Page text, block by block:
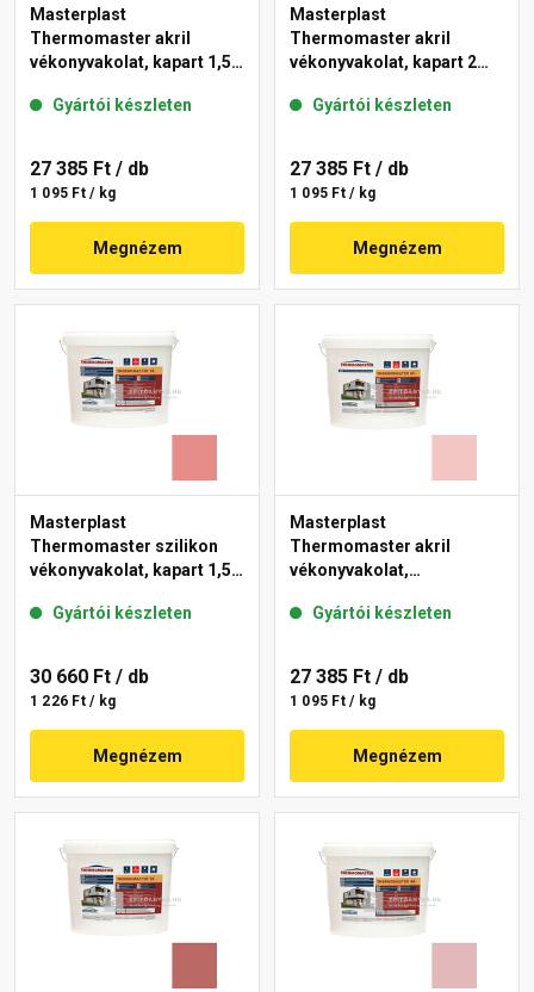
Masterplast
Thermomaster akril
vékonyvakolat, kapart 1,5
Gyártói készleten
27 385 Ft / db
1 095 Ft / kg
Megnézem
Masterplast
Thermomaster akril
vékonyvakolat, kapart 2
Gyártói készleten
27 385 Ft / db
1 095 Ft / kg
Megnézem
Masterplast
Thermomaster szilikon
vékonyvakolat, kapart 1,5
Gyártói készleten
30 660 Ft / db
1 226 Ft / kg
Megnézem
Masterplast
Thermomaster akril
vékonyvakolat,
21-F 25 kg
Gyártói készleten
27 385 Ft / db
1 095 Ft / kg
Megnézem